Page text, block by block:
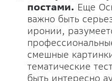
постами. Еще
важно быть
иронии,
смешные
тематические
быть интересно